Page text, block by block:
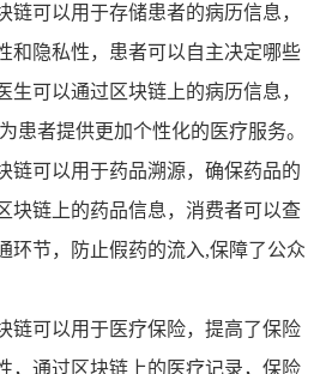
链可以用于存储患者的病历信息，
和隐私性，患者可以自主决定哪些
生可以通过区块链上的病历信息，
患者提供更加个性化的医疗服务。
链可以用于药品溯源，确保药品的
块链上的药品信息，消费者可以查
环节，防止假药的流入,保障了公众
链可以用于医疗保险，提高了保险
，通过区块链上的医疗记录，保险